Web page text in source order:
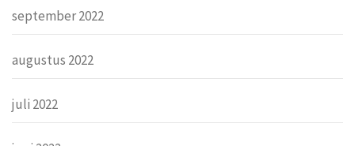
september 2022
augustus 2022
juli 2022